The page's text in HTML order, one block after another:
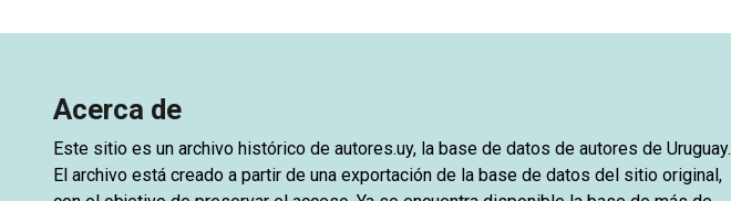
Acerca de
Este sitio es un archivo histórico de autores.uy, la base de datos de autores de Uruguay.
El archivo está creado a partir de una exportación de la base de datos del sitio original,